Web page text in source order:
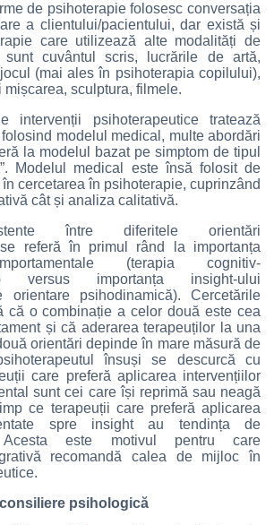
de psihoterapie folosesc conversația
a clientului/pacientului, dar există și
care utilizează alte modalități de
sunt cuvântul scris, lucrările de artă,
(mai ales în psihoterapia copilului),
sculptura, filmele.
intervenții psihoterapeutice tratează
modelul medical, multe abordări
la modelul bazat pe simptom de tipul
Modelul medical este însă folosit de
cercetarea în psihoterapie, cuprinzând
cât și analiza calitativă.
între diferitele orientări
se referă în primul rând la importanța
(terapia cognitiv-
versus importanța insight-ului
orientare psihodinamică). Cercetările
că o combinație a celor două este cea
și că aderarea terapeuților la una
orientări depinde în mare măsură de
însuși se descurcă cu
care preferă aplicarea intervențiilor
sunt cei care își reprimă sau neagă
ce terapeuții care preferă aplicarea
spre insight au tendința de
Acesta este motivul pentru care
recomandă calea de mijloc în
psihologică